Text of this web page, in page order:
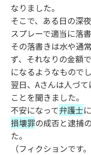
なりました。
そこで、ある日の深
スプレーで適当に落
その落書きは水や通
ず、それなりの金額
になるようなものでし
翌日、Aさんは人づ
ことを聞きました。
不安になって弁護士
損壊罪の成否と逮捕
た。
（フィクションです。